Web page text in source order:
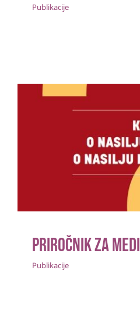
Publikacije
Priročnik
Priročnik za
Publikacije